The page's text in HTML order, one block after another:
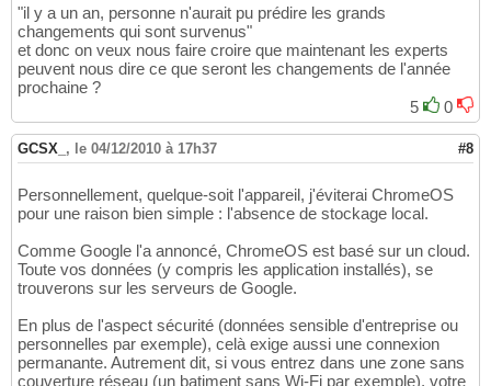
"il y a un an, personne n'aurait pu prédire les grands
changements qui sont survenus"
et donc on veux nous faire croire que maintenant les experts
peuvent nous dire ce que seront les changements de l'année
prochaine ?
5
0
GCSX_ , le 04/12/2010 à 17h37 #8
Personnellement, quelque-soit l'appareil, j'éviterai ChromeOS
pour une raison bien simple : l'absence de stockage local.
Comme Google l'a annoncé, ChromeOS est basé sur un cloud.
Toute vos données (y compris les application installés), se
trouverons sur les serveurs de Google.
En plus de l'aspect sécurité (données sensible d'entreprise ou
personnelles par exemple), celà exige aussi une connexion
permanante. Autrement dit, si vous entrez dans une zone sans
couverture réseau (un batiment sans Wi-Fi par exemple), votre